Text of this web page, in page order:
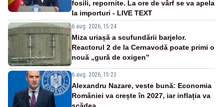
fosili, repornite. La ore de vârf se va apela
la importuri - LIVE TEXT
6 aug. 2026, 15:24
Miza uriașă a scufundării barjelor.
Reactorul 2 de la Cernavodă poate primi o
nouă „gură de oxigen”
6 aug. 2026, 15:23
Alexandru Nazare, veste bună: Economia
României va crește în 2027, iar inflația va
scădea